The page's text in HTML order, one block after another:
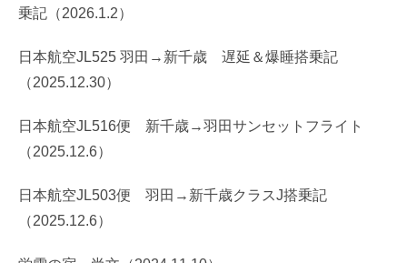
乗記（2026.1.2）
日本航空JL525 羽田→新千歳 遅延＆爆睡搭乗記
（2025.12.30）
日本航空JL516便 新千歳→羽田サンセットフライト
（2025.12.6）
日本航空JL503便 羽田→新千歳クラスJ搭乗記
（2025.12.6）